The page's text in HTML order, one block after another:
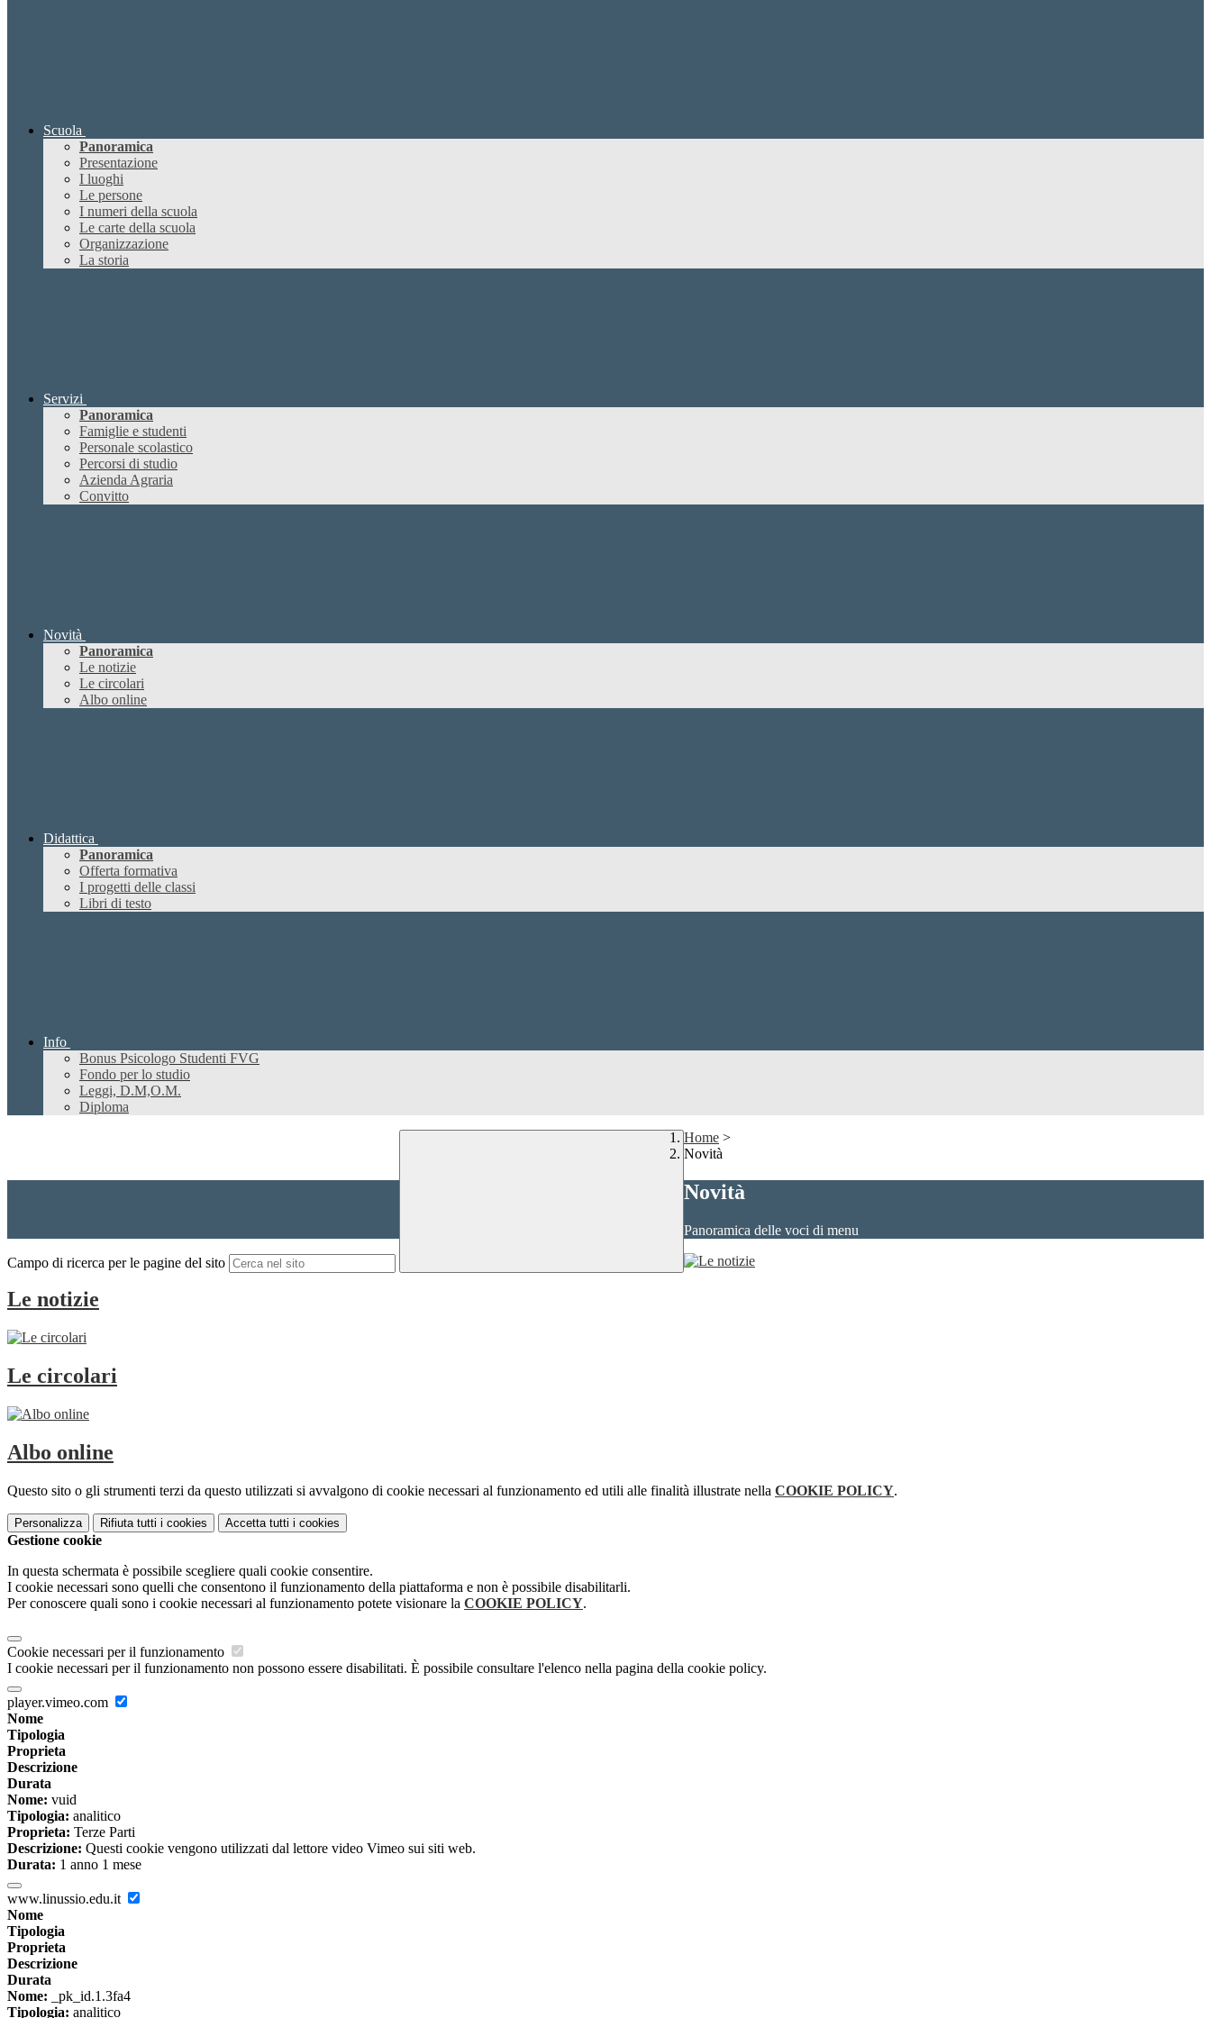
Scuola
Panoramica
Presentazione
I luoghi
Le persone
I numeri della scuola
Le carte della scuola
Organizzazione
La storia
Servizi
Panoramica
Famiglie e studenti
Personale scolastico
Percorsi di studio
Azienda Agraria
Convitto
Novità
Panoramica
Le notizie
Le circolari
Albo online
Didattica
Panoramica
Offerta formativa
I progetti delle classi
Libri di testo
Info
Bonus Psicologo Studenti FVG
Fondo per lo studio
Leggi, D.M,O.M.
Diploma
Campo di ricerca per le pagine del sito
Home >
Novità
Novità
Panoramica delle voci di menu
Le notizie
Le circolari
Albo online
Questo sito o gli strumenti terzi da questo utilizzati si avvalgono di cookie necessari al funzionamento ed utili alle finalità illustrate nella COOKIE POLICY.
Personalizza Rifiuta tutti i cookies Accetta tutti i cookies
Gestione cookie
In questa schermata è possibile scegliere quali cookie consentire.
I cookie necessari sono quelli che consentono il funzionamento della piattaforma e non è possibile disabilitarli.
Per conoscere quali sono i cookie necessari al funzionamento potete visionare la COOKIE POLICY.
Cookie necessari per il funzionamento
I cookie necessari per il funzionamento non possono essere disabilitati. È possibile consultare l'elenco nella pagina della cookie policy.
player.vimeo.com
Nome
Tipologia
Proprieta
Descrizione
Durata
Nome: vuid
Tipologia: analitico
Proprieta: Terze Parti
Descrizione: Questi cookie vengono utilizzati dal lettore video Vimeo sui siti web.
Durata: 1 anno 1 mese
www.linussio.edu.it
Nome
Tipologia
Proprieta
Descrizione
Durata
Nome: _pk_id.1.3fa4
Tipologia: analitico